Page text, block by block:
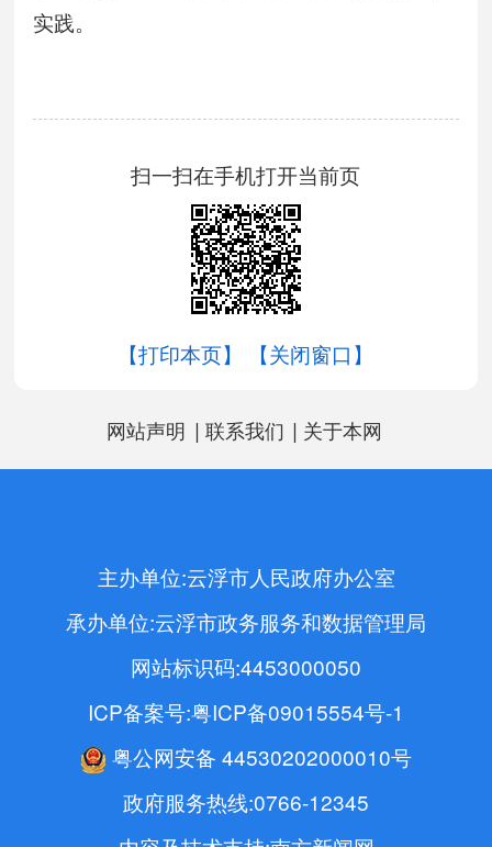
实践。
扫一扫在手机打开当前页
【打印本页】 【关闭窗口】
网站声明 | 联系我们 | 关于本网
主办单位:云浮市人民政府办公室
承办单位:云浮市政务服务和数据管理局
网站标识码:4453000050
ICP备案号:粤ICP备09015554号-1
粤公网安备 44530202000010号
政府服务热线:0766-12345